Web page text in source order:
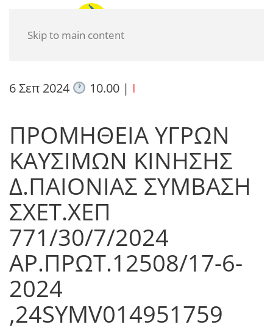
Skip to main content
6 Σεπ 2024 10.00| I
ΠΡΟΜΗΘΕΙΑ ΥΓΡΩΝ
ΚΑΥΣΙΜΩΝ ΚΙΝΗΣΗΣ
Δ.ΠΑΙΟΝΙΑΣ ΣΥΜΒΑΣΗ
ΣΧΕΤ.ΧΕΠ
771/30/7/2024
ΑΡ.ΠΡΩΤ.12508/17-6-
2024
,24SYMV014951759